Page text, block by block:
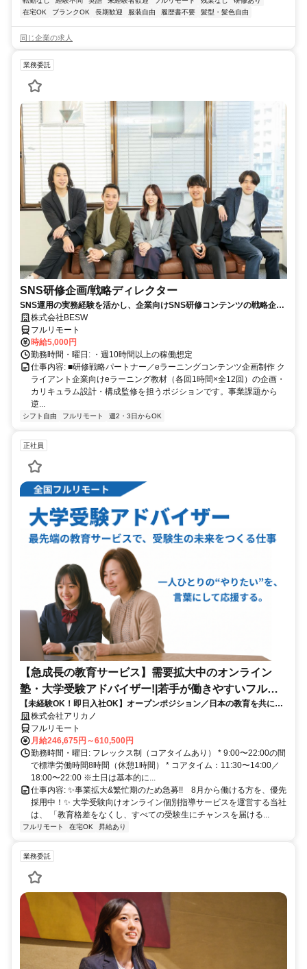
在宅OK
ブランクOK 長期歓迎 服装自由 履歴書不要 髪型・髪色自由
同じ企業の求人
業務委託
SNS研修企画/戦略ディレクター
SNS運用の実務経験を活かし、企業向けSNS研修コンテンツの戦略企
画・カリキュラム設計・監修を担う上流ポジションです。
株式会社BESW
フルリモート
時給5,000円
勤務時間・曜日: ・週10時間以上の稼働想定
仕事内容: ■研修戦略パートナー／eラーニングコンテンツ企画制作 ク
ライアント企業向けeラーニング教材（各回1時間×全12回）の企画・
カリキュラム設計・構成監修を担うポジションです。事業課題から
逆...
シフト自由 フルリモート 週2・3日からOK
正社員
【急成長の教育サービス】需要拡大中のオンライン
塾・大学受験アドバイザー!|若手が働きやすいフルリ
モート勤務
【未経験OK！即日入社OK】オープンポジション／日本の教育を共に変
える仲間を募集します！
株式会社アリカノ
フルリモート
月給246,675円～610,500円
勤務時間・曜日: フレックス制（コアタイムあり） * 9:00〜22:00の間
で標準労働時間8時間（休憩1時間） * コアタイム：11:30〜14:00／
18:00〜22:00 ※土日は基本的に...
仕事内容: ✨️事業拡大&繁忙期のため急募!! 8月から働ける方を、優先
採用中！✨️ 大学受験向けオンライン個別指導サービスを運営する当社
は、 「教育格差をなくし、すべての受験生にチャンスを届ける...
フルリモート 在宅OK 昇給あり
業務委託